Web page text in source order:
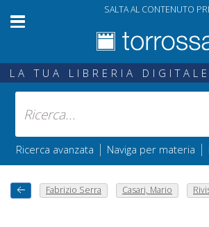
SALTA AL CONTENUTO
LA TUA LIBRERIA
Ricerca avanzata | Naviga per materia |
Fabrizio Serra Casari, Mario